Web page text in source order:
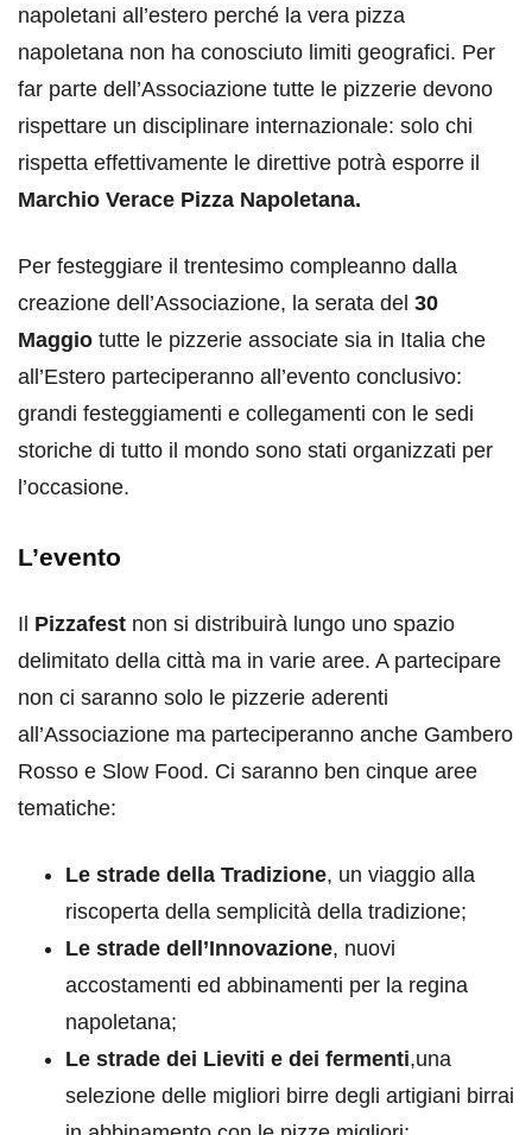
napoletani all’estero perché la vera pizza
napoletana non ha conosciuto limiti geografici. Per
far parte dell’Associazione tutte le pizzerie devono
rispettare un disciplinare internazionale: solo chi
rispetta effettivamente le direttive potrà esporre il
Marchio Verace Pizza Napoletana.
Per festeggiare il trentesimo compleanno dalla
creazione dell’Associazione, la serata del 30
Maggio tutte le pizzerie associate sia in Italia che
all’Estero parteciperanno all’evento conclusivo:
grandi festeggiamenti e collegamenti con le sedi
storiche di tutto il mondo sono stati organizzati per
l’occasione.
L’evento
Il Pizzafest non si distribuirà lungo uno spazio
delimitato della città ma in varie aree. A partecipare
non ci saranno solo le pizzerie aderenti
all’Associazione ma parteciperanno anche Gambero
Rosso e Slow Food. Ci saranno ben cinque aree
tematiche:
Le strade della Tradizione, un viaggio alla
riscoperta della semplicità della tradizione;
Le strade dell’Innovazione, nuovi
accostamenti ed abbinamenti per la regina
napoletana;
Le strade dei Lieviti e dei fermenti,una
selezione delle migliori birre degli artigiani birrai